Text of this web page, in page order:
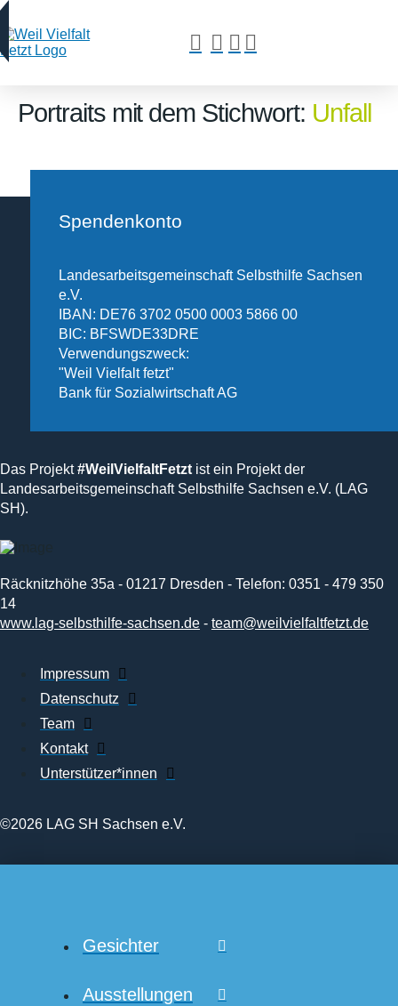
Portraits mit dem Stichwort: Unfall
Spendenkonto
Landesarbeitsgemeinschaft Selbsthilfe Sachsen
e.V.
IBAN: DE76 3702 0500 0003 5866 00
BIC: BFSWDE33DRE
Verwendungszweck:
"Weil Vielfalt fetzt"
Bank für Sozialwirtschaft AG
Das Projekt#WeilVielfaltFetzt ist ein Projekt der
Landesarbeitsgemeinschaft Selbsthilfe Sachsen e.V. (LAG
SH).
Räcknitzhöhe 35a - 01217 Dresden - Telefon: 0351 - 479 350
14
www.lag-selbsthilfe-sachsen.de - team@weilvielfaltfetzt.de
Impressum
Datenschutz
Team
Kontakt
Unterstützer*innen
©2026 LAG SH Sachsen e.V.
Gesichter
Ausstellungen